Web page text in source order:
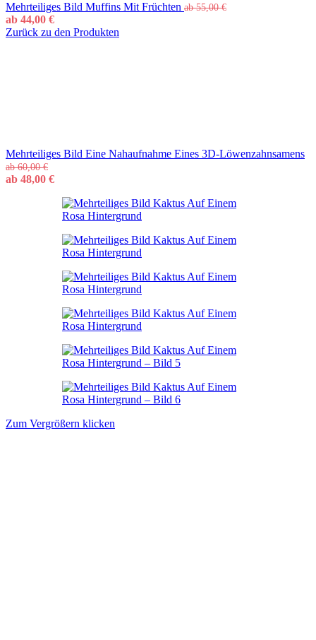
Mehrteiliges Bild Muffins Mit Früchten ab55,00€
ab 44,00 €
Zurück zu den Produkten
Mehrteiliges Bild Eine Nahaufnahme Eines 3D-Löwenzahnsamens
ab60,00€
ab 48,00 €
Zum Vergrößern klicken